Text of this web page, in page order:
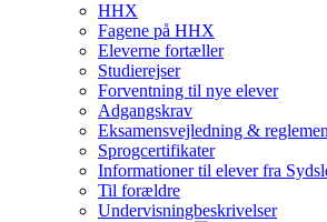
HHX
Fagene på HHX
Eleverne fortæller
Studierejser
Forventning til nye elever
Adgangskrav
Eksamensvejledning &
Sprogcertifikater
Informationer til elever fra
Til forældre
Undervisningbeskrivelser